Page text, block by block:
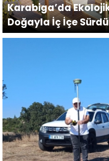
Karabiga’da
Doğayla İç İçe
Fırsatı